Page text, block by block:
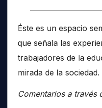
Éste es un espacio
que señala las
trabajadores de la
mirada de la sociedad.
Comentarios a través